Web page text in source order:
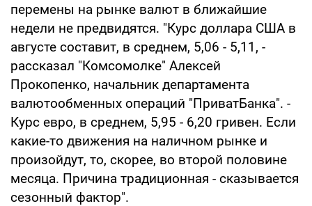
перемены на рынке валют в ближайшие
недели не предвидятся. "Курс доллара США в
августе составит, в среднем, 5,06 - 5,11, -
рассказал "Комсомолке" Алексей
Прокопенко, начальник департамента
валютообменных операций "ПриватБанка". -
Курс евро, в среднем, 5,95 - 6,20 гривен. Если
какие-то движения на наличном рынке и
произойдут, то, скорее, во второй половине
месяца. Причина традиционная - сказывается
сезонный фактор".